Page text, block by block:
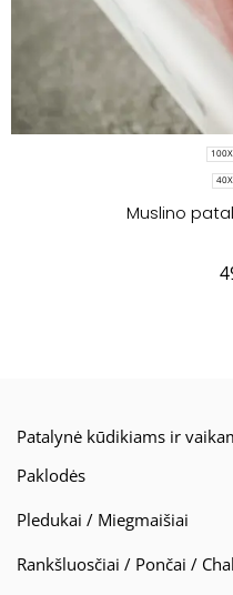
Muslino
Patalynė kūdikiams ir
Paklodės
Pledukai / Miegmaišiai
Rankšluosčiai / Pončai /